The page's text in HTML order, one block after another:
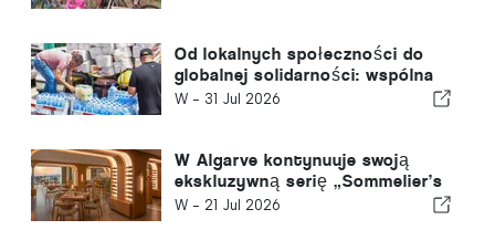
Od lokalnych społeczności do
globalnej solidarności: wspólna
reakcja po trzęsieniach ziemi w
W - 31 Jul 2026
W Algarve kontynuuje swoją
ekskluzywną serię „Sommelier’s
Table” z Buçaco
W - 21 Jul 2026